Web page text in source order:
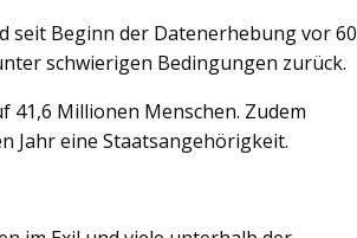
seit Beginn der Datenerhebung vor 60
schwierigen Bedingungen zurück.
41,6 Millionen Menschen. Zudem
Jahr eine Staatsangehörigkeit.